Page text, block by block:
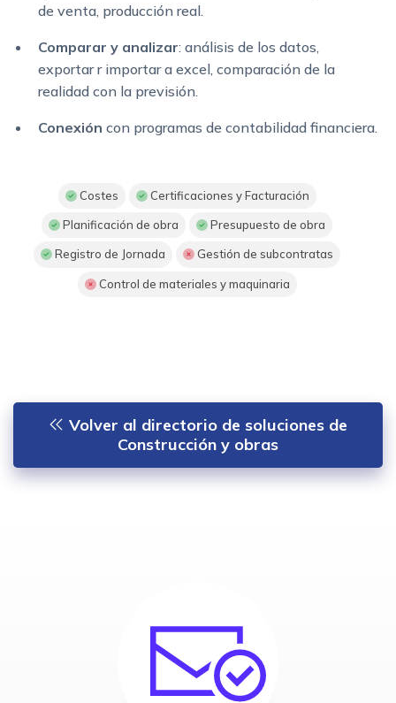
de venta, producción real.
Comparar y analizar: análisis de los datos,
exportar r importar a excel, comparación de la
realidad con la previsión.
Conexión con programas de contabilidad financiera.
Costes Certificaciones y Facturación
Planificación de obra Presupuesto de obra
Registro de Jornada Gestión de subcontratas
Control de materiales y maquinaria
Volver al directorio de soluciones de
Construcción y obras